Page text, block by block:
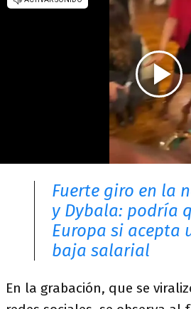
Fuerte giro en la
y Dybala: podría
Europa si acepta
baja salarial
En la grabación, que se